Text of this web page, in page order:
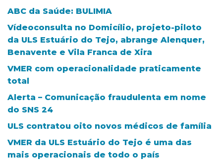
ABC da Saúde: BULIMIA
Vídeoconsulta no Domicílio, projeto-piloto
da ULS Estuário do Tejo, abrange Alenquer,
Benavente e Vila Franca de Xira
VMER com operacionalidade praticamente
total
Alerta – Comunicação fraudulenta em nome
do SNS 24
ULS contratou oito novos médicos de família
VMER da ULS Estuário do Tejo é uma das
mais operacionais de todo o país